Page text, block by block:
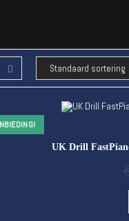
UK Drill